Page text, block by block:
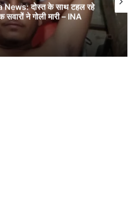
News: दोस्त के साथ टहल रहे
ने गोली मारी – INA